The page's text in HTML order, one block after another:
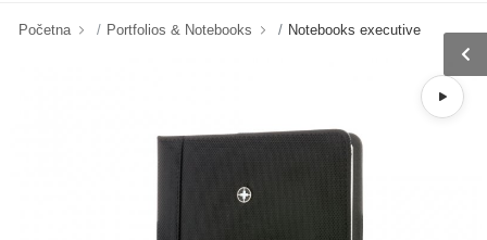
Početna Portfolios & Notebooks Notebooks executive